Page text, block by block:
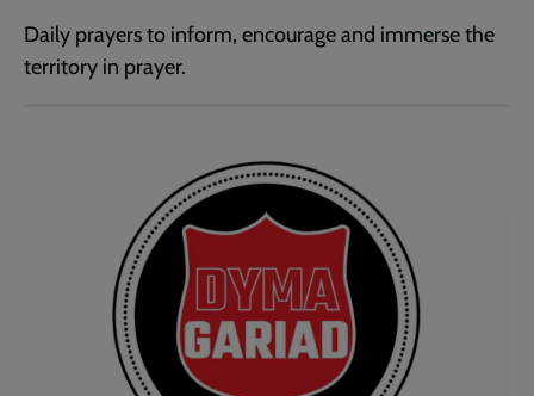
Daily prayers to inform, encourage and immerse the
territory in prayer.